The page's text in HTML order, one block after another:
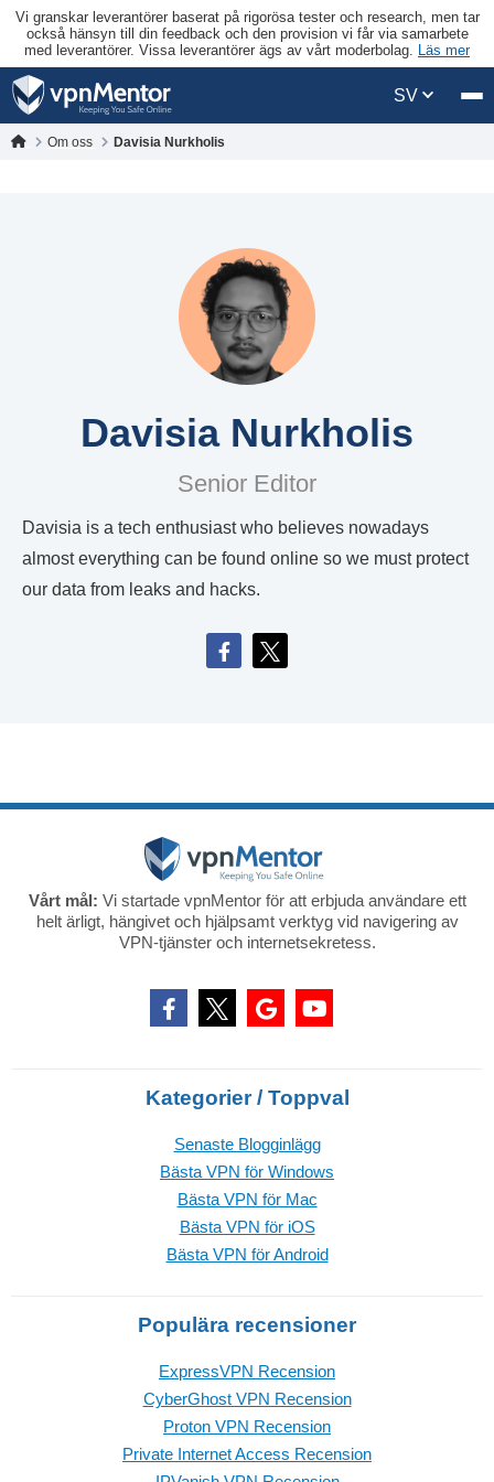
Vi granskar leverantörer baserat på rigorösa tester och research, men tar
också hänsyn till din feedback och den provision vi får via samarbete
med leverantörer. Vissa leverantörer ägs av vårt moderbolag. Läs mer
SV
Om oss Davisia Nurkholis
Davisia Nurkholis
Senior Editor
Davisia is a tech enthusiast who believes nowadays
almost everything can be found online so we must protect
our data from leaks and hacks.
Vårt mål: Vi startade vpnMentor för att erbjuda användare ett
helt ärligt, hängivet och hjälpsamt verktyg vid navigering av
VPN-tjänster och internetsekretess.
Kategorier / Toppval
Senaste Blogginlägg
Bästa VPN för Windows
Bästa VPN för Mac
Bästa VPN för iOS
Bästa VPN för Android
Populära recensioner
ExpressVPN Recension
CyberGhost VPN Recension
Proton VPN Recension
Private Internet Access Recension